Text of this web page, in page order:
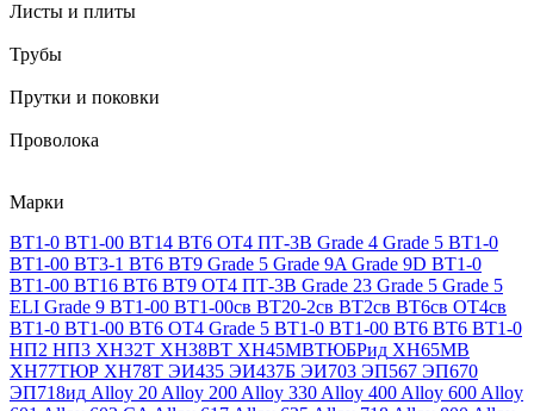
Листы и плиты
Трубы
Прутки и поковки
Проволока
Марки
ВТ1-0 ВТ1-00 ВТ14 ВТ6 ОТ4 ПТ-3В Grade 4 Grade 5 ВТ1-0
ВТ1-00 ВТ3-1 ВТ6 ВТ9 Grade 5 Grade 9A Grade 9D ВТ1-0
ВТ1-00 ВТ16 ВТ6 ВТ9 ОТ4 ПТ-3В Grade 23 Grade 5 Grade 5
ELI Grade 9 ВТ1-00 ВТ1-00св ВТ20-2св ВТ2св ВТ6св ОТ4св
ВТ1-0 ВТ1-00 ВТ6 ОТ4 Grade 5 ВТ1-0 ВТ1-00 ВТ6 ВТ6 ВТ1-0
НП2 НП3 ХН32Т ХН38ВТ ХН45МВТЮБРид ХН65МВ
ХН77ТЮР ХН78Т ЭИ435 ЭИ437Б ЭИ703 ЭП567 ЭП670
ЭП718ид Alloy 20 Alloy 200 Alloy 330 Alloy 400 Alloy 600 Alloy